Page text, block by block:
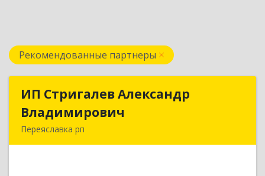
Рекомендованные партнеры
ИП Стригалев Александр
Владимирович
Переяславка рп
ИП Стригалев Александр